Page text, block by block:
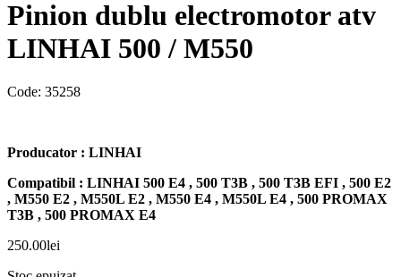
Pinion dublu electromotor atv
LINHAI 500 / M550
Code: 35258
Producator : LINHAI
Compatibil : LINHAI 500 E4 , 500 T3B , 500 T3B EFI , 500 E2
, M550 E2 , M550L E2 , M550 E4 , M550L E4 , 500 PROMAX
T3B , 500 PROMAX E4
250.00lei